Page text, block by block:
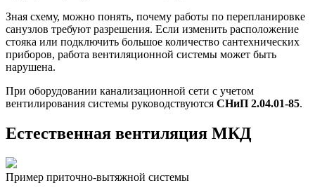
Зная схему, можно понять, почему работы по перепланировке
санузлов требуют разрешения. Если изменить расположение
стояка или подключить большое количество сантехнических
приборов, работа вентиляционной системы может быть
нарушена.
При оборудовании канализационной сети с учетом
вентилирования системы руководствуются СНиП 2.04.01-85.
Естественная вентиляция МКД
Пример приточно-вытяжной системы